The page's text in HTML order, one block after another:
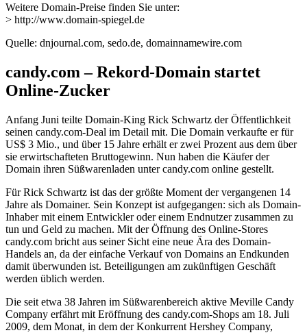
Weitere Domain-Preise finden Sie unter:
> http://www.domain-spiegel.de
Quelle: dnjournal.com, sedo.de, domainnamewire.com
candy.com – Rekord-Domain startet
Online-Zucker
Anfang Juni teilte Domain-King Rick Schwartz der Öffentlichkeit
seinen candy.com-Deal im Detail mit. Die Domain verkaufte er für
US$ 3 Mio., und über 15 Jahre erhält er zwei Prozent aus dem über
sie erwirtschafteten Bruttogewinn. Nun haben die Käufer der
Domain ihren Süßwarenladen unter candy.com online gestellt.
Für Rick Schwartz ist das der größte Moment der vergangenen 14
Jahre als Domainer. Sein Konzept ist aufgegangen: sich als Domain-
Inhaber mit einem Entwickler oder einem Endnutzer zusammen zu
tun und Geld zu machen. Mit der Öffnung des Online-Stores
candy.com bricht aus seiner Sicht eine neue Ära des Domain-
Handels an, da der einfache Verkauf von Domains an Endkunden
damit überwunden ist. Beteiligungen am zukünftigen Geschäft
werden üblich werden.
Die seit etwa 38 Jahren im Süßwarenbereich aktive Meville Candy
Company erfährt mit Eröffnung des candy.com-Shops am 18. Juli
2009, dem Monat, in dem der Konkurrent Hershey Company,